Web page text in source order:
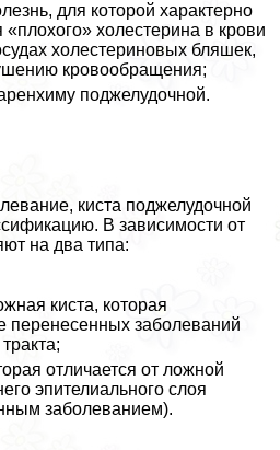
для которой хаpaктерно
холестерина в крови
холестериновых бляшек,
кровообращения;
поджелудочной.
киста поджелудочной
В зависимости от
на два типа:
киста, которая
перенесенных заболеваний
отличается от ложной
эпителиального слоя
заболеванием).